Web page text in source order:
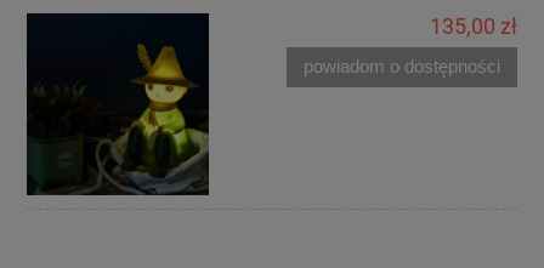
135,00 zł
powiadom o dostępności